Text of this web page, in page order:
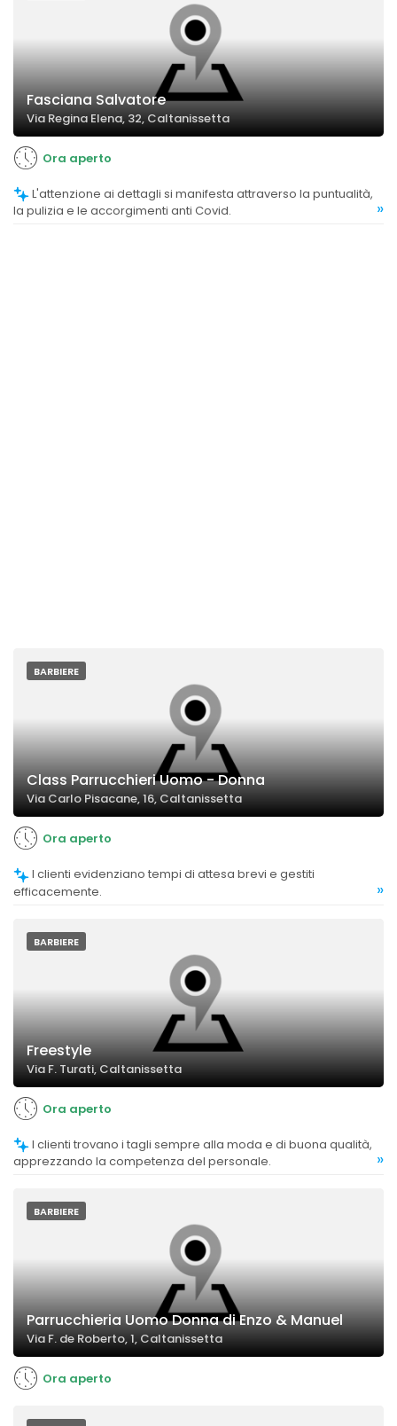
Fasciana Salvatore
Via Regina Elena, 32, Caltanissetta
Ora aperto
la pulizia e le accorgimenti anti Covid.
»
BARBIERE
Class Parrucchieri Uomo - Donna
Via Carlo Pisacane, 16, Caltanissetta
Ora aperto
efficacemente.
»
BARBIERE
Freestyle
Via F. Turati, Caltanissetta
Ora aperto
apprezzando la competenza del personale.
»
BARBIERE
Parrucchieria Uomo Donna di Enzo & Manuel
Via F. de Roberto, 1, Caltanissetta
Ora aperto